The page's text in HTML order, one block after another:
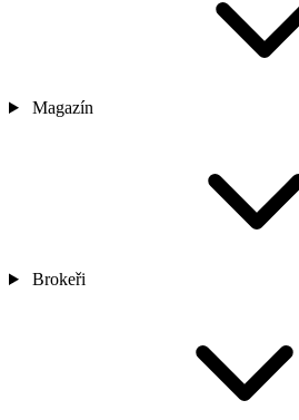
Magazín
Brokeři